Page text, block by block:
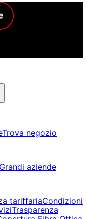
Trova negozio
Grandi aziende
tariffariaCondizioni
Trasparenza